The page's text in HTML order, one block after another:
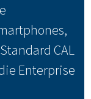
CAL
Enterprise